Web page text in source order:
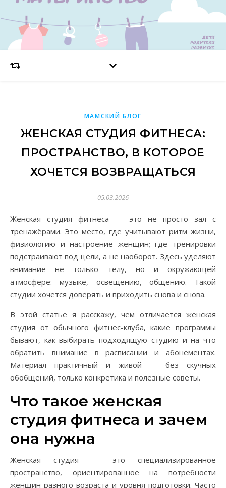
МАМСКИЙ БЛОГ
ЖЕНСКАЯ СТУДИЯ ФИТНЕСА:
ПРОСТРАНСТВО, В КОТОРОЕ
ХОЧЕТСЯ ВОЗВРАЩАТЬСЯ
05.03.2026
Женская студия фитнеса — это не просто зал с
тренажёрами. Это место, где учитывают ритм жизни,
физиологию и настроение женщин; где тренировки
подстраивают под цели, а не наоборот. Здесь уделяют
внимание не только телу, но и окружающей
атмосфере: музыке, освещению, общению. Такой
студии хочется доверять и приходить снова и снова.
В этой статье я расскажу, чем отличается женская
студия от обычного фитнес-клуба, какие программы
бывают, как выбирать подходящую студию и на что
обратить внимание в расписании и абонементах.
Материал практичный и живой — без скучных
обобщений, только конкретика и полезные советы.
Что такое женская
студия фитнеса и зачем
она нужна
Женская студия — это специализированное
пространство, ориентированное на потребности
женщин разного возраста и уровня подготовки. Часто